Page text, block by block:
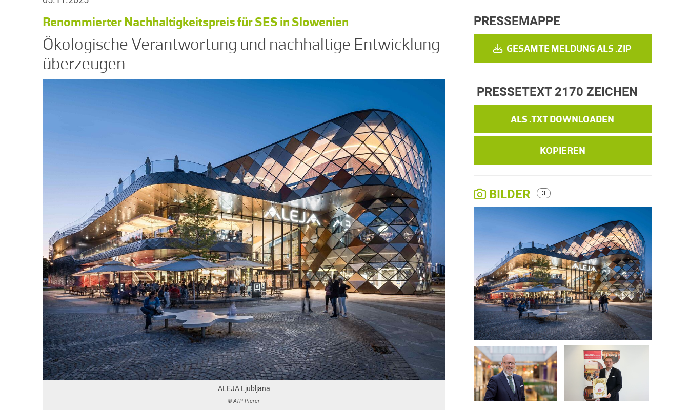
Renommierter Nachhaltigkeitspreis für SES in Slowenien
Ökologische Verantwortung und nachhaltige Entwicklung
überzeugen
ALEJA Ljubljana
© ATP Pierer
PRESSEMAPPE
GESAMTE MELDUNG ALS .ZIP
PRESSETEXT 2170 ZEICHEN
ALS .TXT DOWNLOADEN
KOPIEREN
BILDER 3